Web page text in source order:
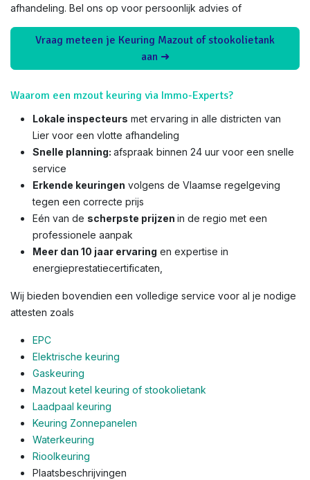
afhandeling. Bel ons op voor persoonlijk advies of
Vraag meteen je Keuring Mazout of stookolietank
aan ➜
Waarom een mzout keuring via Immo-Experts?
Lokale inspecteurs met ervaring in alle districten van
Lier voor een vlotte afhandeling
Snelle planning: afspraak binnen 24 uur voor een snelle
service
Erkende keuringen volgens de Vlaamse regelgeving
tegen een correcte prijs
Eén van de scherpste prijzen in de regio met een
professionele aanpak
Meer dan 10 jaar ervaring en expertise in
energieprestatiecertificaten,
Wij bieden bovendien een volledige service voor al je nodige
attesten zoals
EPC
Elektrische keuring
Gaskeuring
Mazout ketel keuring of stookolietank
Laadpaal keuring
Keuring Zonnepanelen
Waterkeuring
Rioolkeuring
Plaatsbeschrijvingen